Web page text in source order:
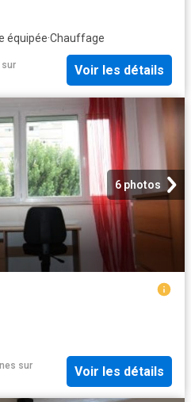
équipée·Chauffage
sur
Voir les détails
6 photos
sur
Voir les détails